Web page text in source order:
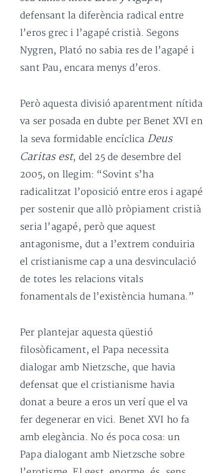
defensant la diferència radical entre
l’eros grec i l’agapé cristià. Segons
Nygren, Plató no sabia res de l’agapé i
sant Pau, encara menys d’eros.
Però aquesta divisió aparentment nítida
va ser posada en dubte per Benet XVI en
la seva formidable encíclica Deus
Caritas est, del 25 de desembre del
2005, on llegim: “Sovint s’ha
radicalitzat l’oposició entre eros i agapé
per sostenir que allò pròpiament cristià
seria l’agapé, però que aquest
antagonisme, dut a l’extrem conduiria
el cristianisme cap a una desvinculació
de totes les relacions vitals
fonamentals de l’existència humana.”
Per plantejar aquesta qüestió
filosòficament, el Papa necessita
dialogar amb Nietzsche, que havia
defensat que el cristianisme havia
donat a beure a eros un verí que el va
fer degenerar en vici. Benet XVI ho fa
amb elegància. No és poca cosa: un
Papa dialogant amb Nietzsche sobre